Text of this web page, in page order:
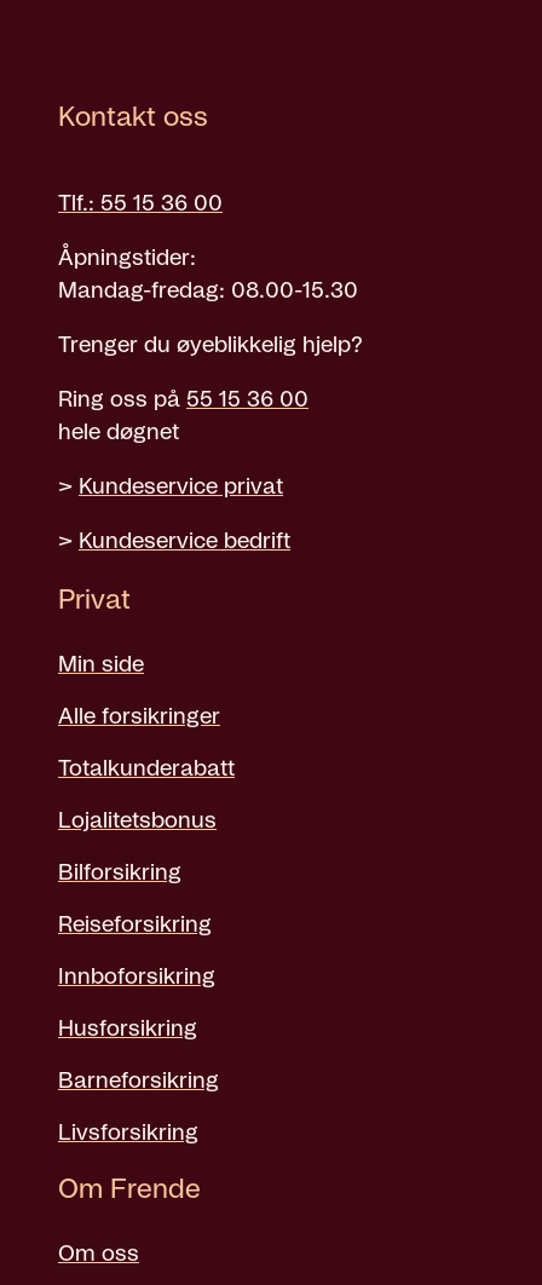
Kontakt oss
Tlf.: 55 15 36 00
Åpningstider:
Mandag-fredag: 08.00-15.30
Trenger du øyeblikkelig hjelp?
Ring oss på 55 15 36 00
hele døgnet
> Kundeservice privat
> Kundeservice bedrift
Privat
Min side
Alle forsikringer
Totalkunderabatt
Lojalitetsbonus
Bilforsikring
Reiseforsikring
Innboforsikring
Husforsikring
Barneforsikring
Livsforsikring
Om Frende
Om oss